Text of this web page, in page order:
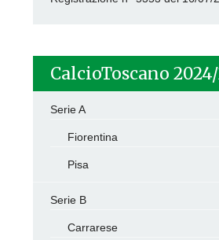
CalcioToscano
Serie A
Fiorentina
Pisa
Serie B
Carrarese